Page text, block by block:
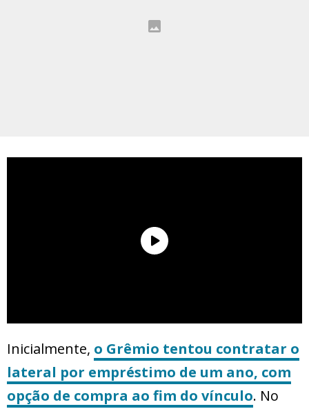
Inicialmente, o Grêmio tentou contratar o
lateral por empréstimo de um ano, com
opção de compra ao fim do vínculo. No